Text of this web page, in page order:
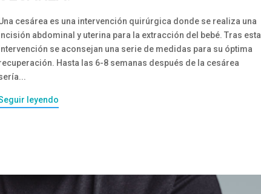
cesárea es una intervención quirúrgica donde se realiza una
abdominal y uterina para la extracción del bebé. Tras esta
se aconsejan una serie de medidas para su óptima
Hasta las 6-8 semanas después de la cesárea
leyendo